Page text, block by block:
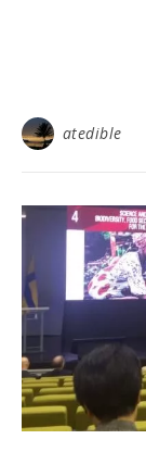
atedible